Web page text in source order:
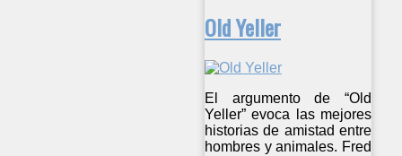
Old Yeller
El argumento de “Old
Yeller” evoca las mejores
historias de amistad entre
hombres y animales. Fred